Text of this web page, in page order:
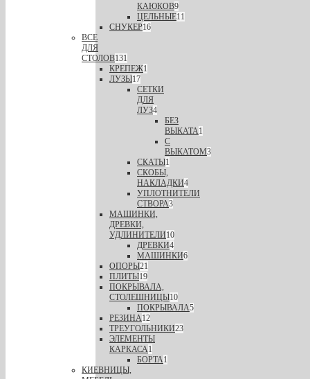
КАЮКОВ9
ЦЕЛЬНЫЕ11
СНУКЕР16
ВСЕ
ДЛЯ
СТОЛОВ131
КРЕПЕЖ1
ЛУЗЫ17
СЕТКИ
ДЛЯ
ЛУЗ4
БЕЗ
ВЫКАТА1
С
ВЫКАТОМ3
СКАТЫ1
СКОБЫ,
НАКЛАДКИ4
УПЛОТНИТЕЛИ
СТВОРА3
МАШИНКИ,
ДРЕВКИ,
УДЛИНИТЕЛИ10
ДРЕВКИ4
МАШИНКИ6
ОПОРЫ21
ПЛИТЫ19
ПОКРЫВАЛА,
СТОЛЕШНИЦЫ10
ПОКРЫВАЛА5
РЕЗИНА12
ТРЕУГОЛЬНИКИ23
ЭЛЕМЕНТЫ
КАРКАСА1
БОРТА1
КИЕВНИЦЫ,